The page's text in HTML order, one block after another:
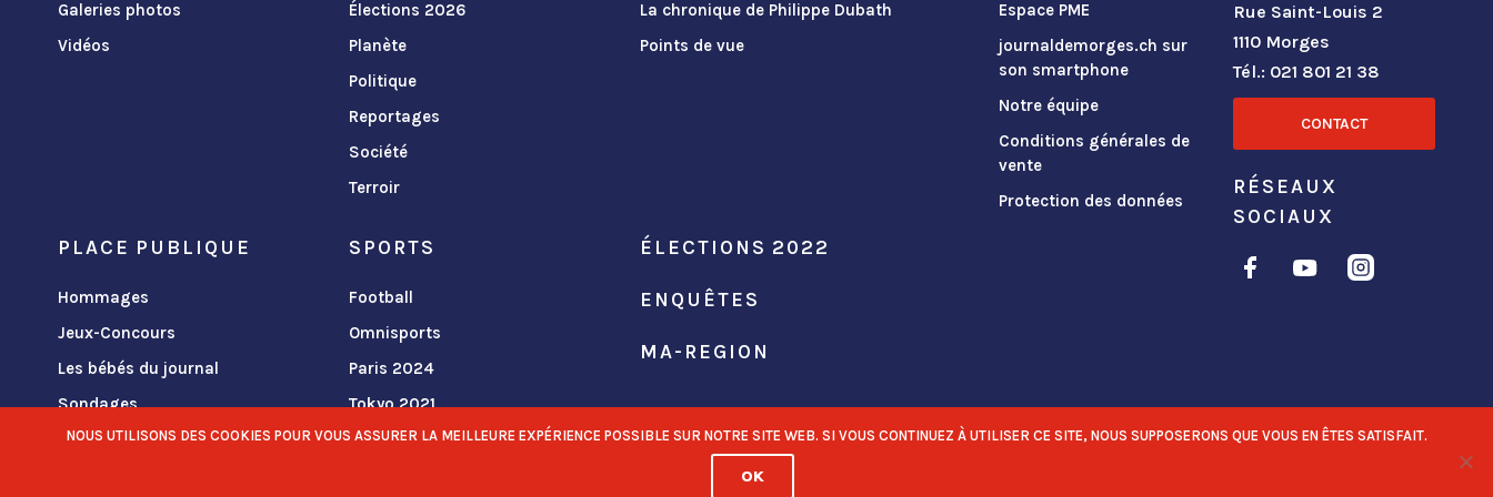
Galeries photos
Vidéos
Élections 2026
Planète
Politique
Reportages
Société
Terroir
La chronique de Philippe Dubath
Points de vue
PLACE PUBLIQUE
Hommages
Jeux-Concours
Les bébés du journal
Sondages
SPORTS
Football
Omnisports
Paris 2024
Tokyo 2021
ÉLECTIONS 2022
ENQUÊTES
MA-REGION
Espace PME
journaldemorges.ch sur
son smartphone
Notre équipe
Conditions générales de
vente
Protection des données
Rue Saint-Louis 2
1110 Morges
Tél.: 021 801 21 38
CONTACT
RÉSEAUX
SOCIAUX
NOUS UTILISONS DES COOKIES POUR VOUS ASSURER LA MEILLEURE EXPÉRIENCE POSSIBLE SUR NOTRE SITE WEB. SI VOUS CONTINUEZ À UTILISER CE SITE, NOUS SUPPOSERONS QUE VOUS EN ÊTES SATISFAIT.
OK